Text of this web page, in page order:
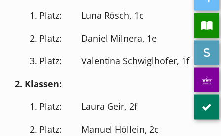
1. Platz: Luna Rösch, 1c
2. Platz: Daniel Milnera, 1e
3. Platz: Valentina Schwiglhofer, 1f
2. Klassen:
1. Platz: Laura Geir, 2f
2. Platz: Manuel Höllein, 2c